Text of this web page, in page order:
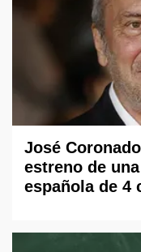
José
estreno de
española de 4